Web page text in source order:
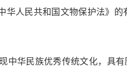
人民共和国文物保护法》的
中华民族优秀传统文化，具有